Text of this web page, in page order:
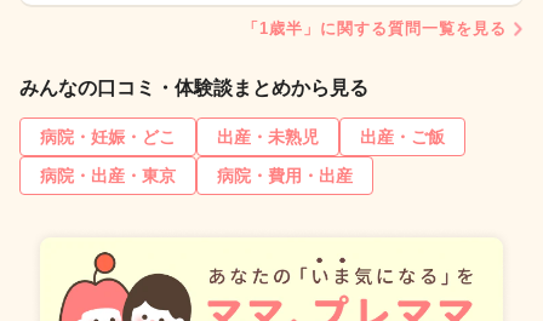
「1歳半」に関する質問一覧を見る
みんなの口コミ・体験談まとめから見る
病院・妊娠・どこ 出産・未熟児
出産・ご飯
病院・出産・東京
病院・費用・出産